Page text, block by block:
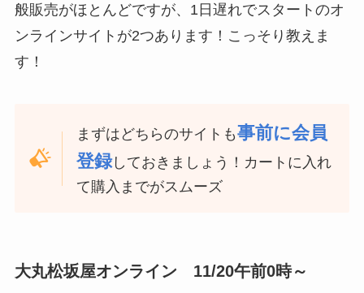
般販売がほとんどですが、1日遅れでスタートのオ
ンラインサイトが2つあります！こっそり教えま
す！
まずはどちらのサイトも事前に会員
登録しておきましょう！カートに入れ
て購入までがスムーズ
大丸松坂屋オンライン 11/20午前0時～